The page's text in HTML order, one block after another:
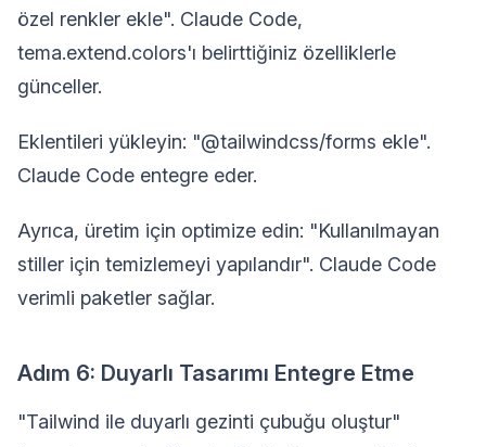
özel renkler ekle". Claude Code,
tema.extend.colors'ı belirttiğiniz özelliklerle
günceller.
Eklentileri yükleyin: "@tailwindcss/forms ekle".
Claude Code entegre eder.
Ayrıca, üretim için optimize edin: "Kullanılmayan
stiller için temizlemeyi yapılandır". Claude Code
verimli paketler sağlar.
Adım 6: Duyarlı Tasarımı Entegre Etme
"Tailwind ile duyarlı gezinti çubuğu oluştur"